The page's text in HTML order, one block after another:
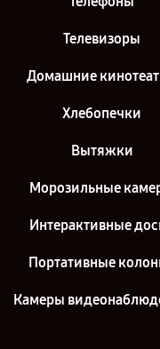
Телевизоры
Домашние
Хлебопечки
Вытяжки
Морозильные
Интерактивные
Портативные
Камеры